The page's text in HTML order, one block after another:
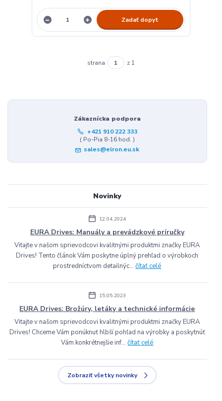
Zadať dopyt
strana z 1
Zákaznícka podpora
+421 910 222 333
( Po-Pia 8-16 hod. )
sales@elron.eu.sk
Novinky
12.04.2024
EURA Drives: Manuály a prevádzkové príručky
Vitajte v našom sprievodcovi kvalitnými produktmi značky EURA
Drives! Tento článok Vám poskytne úplný prehľad o výrobkoch
prostredníctvom detailnýc...čítať celé
15.05.2023
EURA Drives: Brožúry, letáky a technické informácie
Vitajte v našom sprievodcovi kvalitnými produktmi značky EURA
Drives! Chceme Vám ponúknuť hlbší pohľad na výrobky a poskytnúť
Vám konkrétnejšie inf...čítať celé
Zobraziť všetky novinky